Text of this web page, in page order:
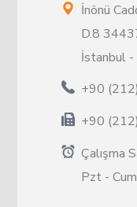
İnönü
D.8
İstanbul -
+90
+90
Çalışma
Pzt -